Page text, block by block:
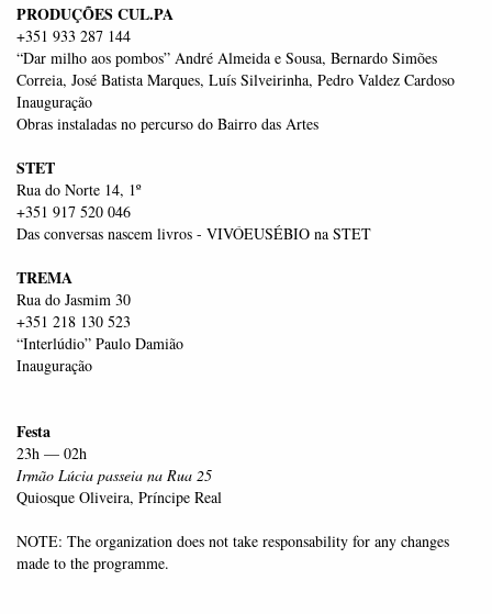
PRODUÇÕES CUL.PA
+351 933 287 144
“Dar milho aos pombos” André Almeida e Sousa, Bernardo Simões
Correia, José Batista Marques, Luís Silveirinha, Pedro Valdez Cardoso
Inauguração
Obras instaladas no percurso do Bairro das Artes
STET
Rua do Norte 14, 1º
+351 917 520 046
Das conversas nascem livros - VIVÓEUSÉBIO na STET
TREMA
Rua do Jasmim 30
+351 218 130 523
“Interlúdio” Paulo Damião
Inauguração
Festa
23h — 02h
Irmão Lúcia passeia na Rua 25
Quiosque Oliveira, Príncipe Real
NOTE: The organization does not take responsability for any changes
made to the programme.